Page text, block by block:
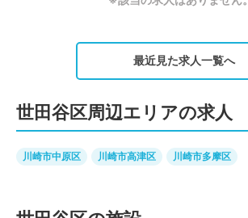
最近見た求人一覧へ
世田谷区周辺エリアの求人
川崎市中原区 川崎市高津区 川崎市多摩区